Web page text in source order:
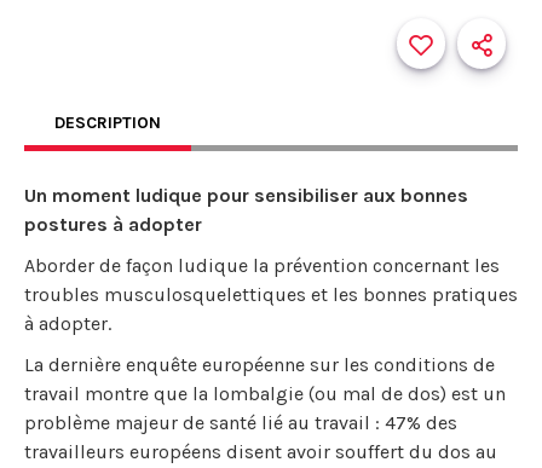
DESCRIPTION
Un moment ludique pour sensibiliser aux bonnes
postures à adopter
Aborder de façon ludique la prévention concernant les
troubles musculosquelettiques et les bonnes pratiques
à adopter.
La dernière enquête européenne sur les conditions de
travail montre que la lombalgie (ou mal de dos) est un
problème majeur de santé lié au travail : 47% des
travailleurs européens disent avoir souffert du dos au